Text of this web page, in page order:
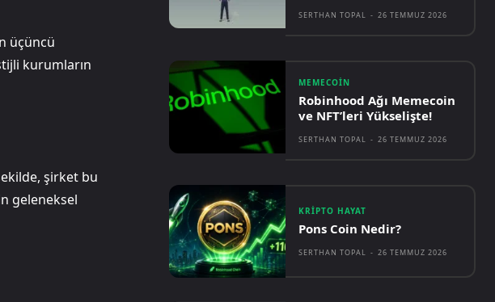
üçüncü
kurumların
şirket bu
geleneksel
SERTHAN TOPAL - 26 TEMMUZ 2026
MEMECOIN
Robinhood Ağı Memecoin
ve NFT’leri Yükselişte!
SERTHAN TOPAL - 26 TEMMUZ 2026
KRIPTO HAYAT
Pons Coin Nedir?
SERTHAN TOPAL - 26 TEMMUZ 2026